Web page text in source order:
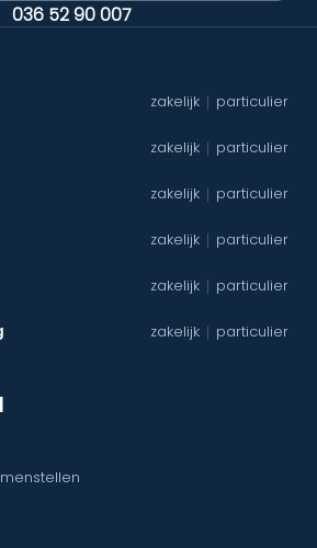
036 52 90 007
zakelijk | particulier
zakelijk | particulier
zakelijk | particulier
zakelijk | particulier
zakelijk | particulier
zakelijk | particulier